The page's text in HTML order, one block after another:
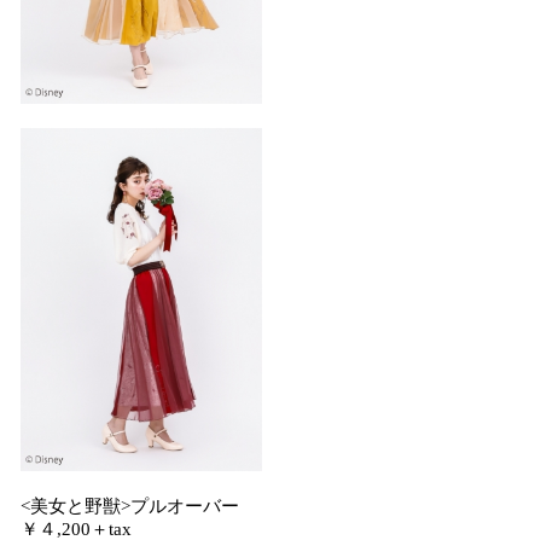
<美女と野獣>プルオーバー
￥４,200＋tax